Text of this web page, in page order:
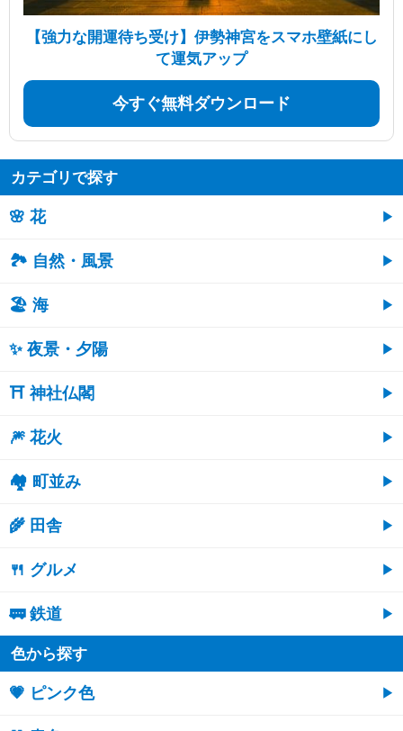
【強力な開運待ち受け】伊勢神宮をスマホ壁紙にし
て運気アップ
今すぐ無料ダウンロード
カテゴリで探す
🌸 花
🏞️ 自然・風景
🏖 海
✨ 夜景・夕陽
⛩ 神社仏閣
🎆 花火
🏘 町並み
🌾 田舎
🍴 グルメ
🚃 鉄道
色から探す
💗 ピンク色